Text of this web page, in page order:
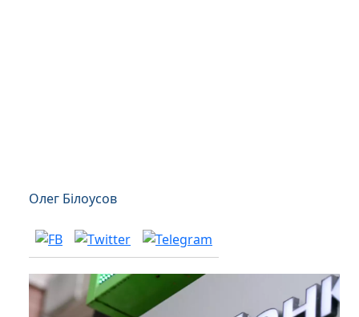
Олег Білоусов